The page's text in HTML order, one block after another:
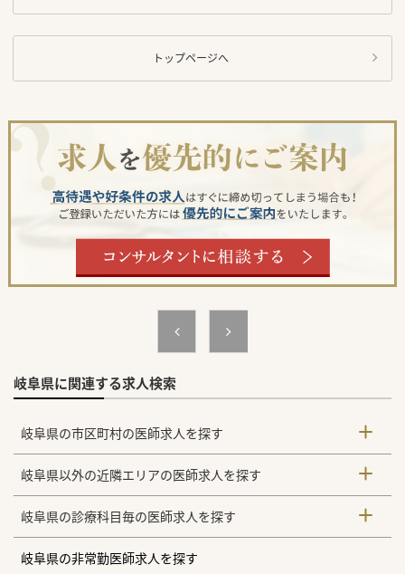
トップページへ
岐阜県に関連する求人検索
岐阜県の市区町村の医師求人を探す
岐阜県以外の近隣エリアの医師求人を探す
岐阜県の診療科目毎の医師求人を探す
岐阜県の非常勤医師求人を探す